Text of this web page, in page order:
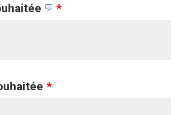
*
*